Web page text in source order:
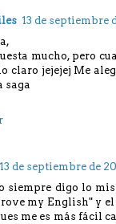
13 de septiembre
mucho, pero
claro jejejej Me
saga
13 de septiembre de
siempre digo lo
my English" y el
me es más fácil